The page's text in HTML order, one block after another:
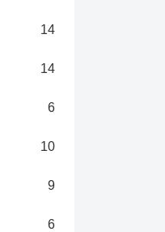
14
14
6
10
9
6